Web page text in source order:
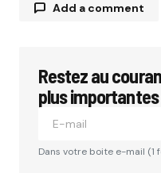
Add a comment
Votre adresse e-
champs
Restez au
plus
Dans votre boite e-mail (1